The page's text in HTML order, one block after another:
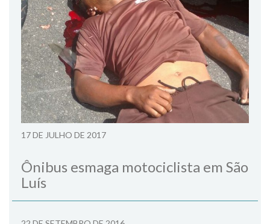
17 DE JULHO DE 2017
Ônibus esmaga motociclista em São
Luís